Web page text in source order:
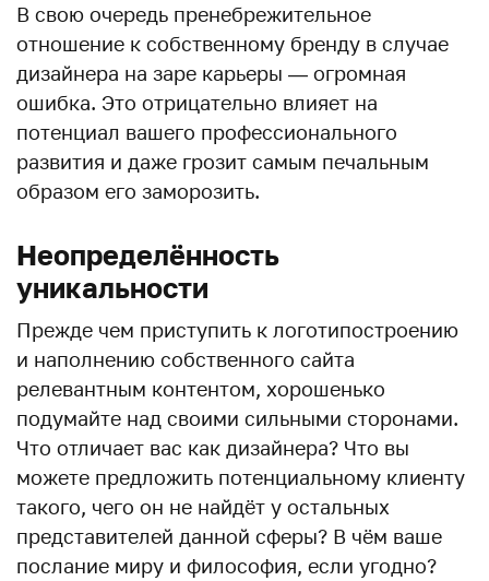
В свою очередь пренебрежительное
отношение к собственному бренду в случае
дизайнера на заре карьеры — огромная
ошибка. Это отрицательно влияет на
потенциал вашего профессионального
развития и даже грозит самым печальным
образом его заморозить.
Неопределённость
уникальности
Прежде чем приступить к логотипостроению
и наполнению собственного сайта
релевантным контентом, хорошенько
подумайте над своими сильными сторонами.
Что отличает вас как дизайнера? Что вы
можете предложить потенциальному клиенту
такого, чего он не найдёт у остальных
представителей данной сферы? В чём ваше
послание миру и философия, если угодно?